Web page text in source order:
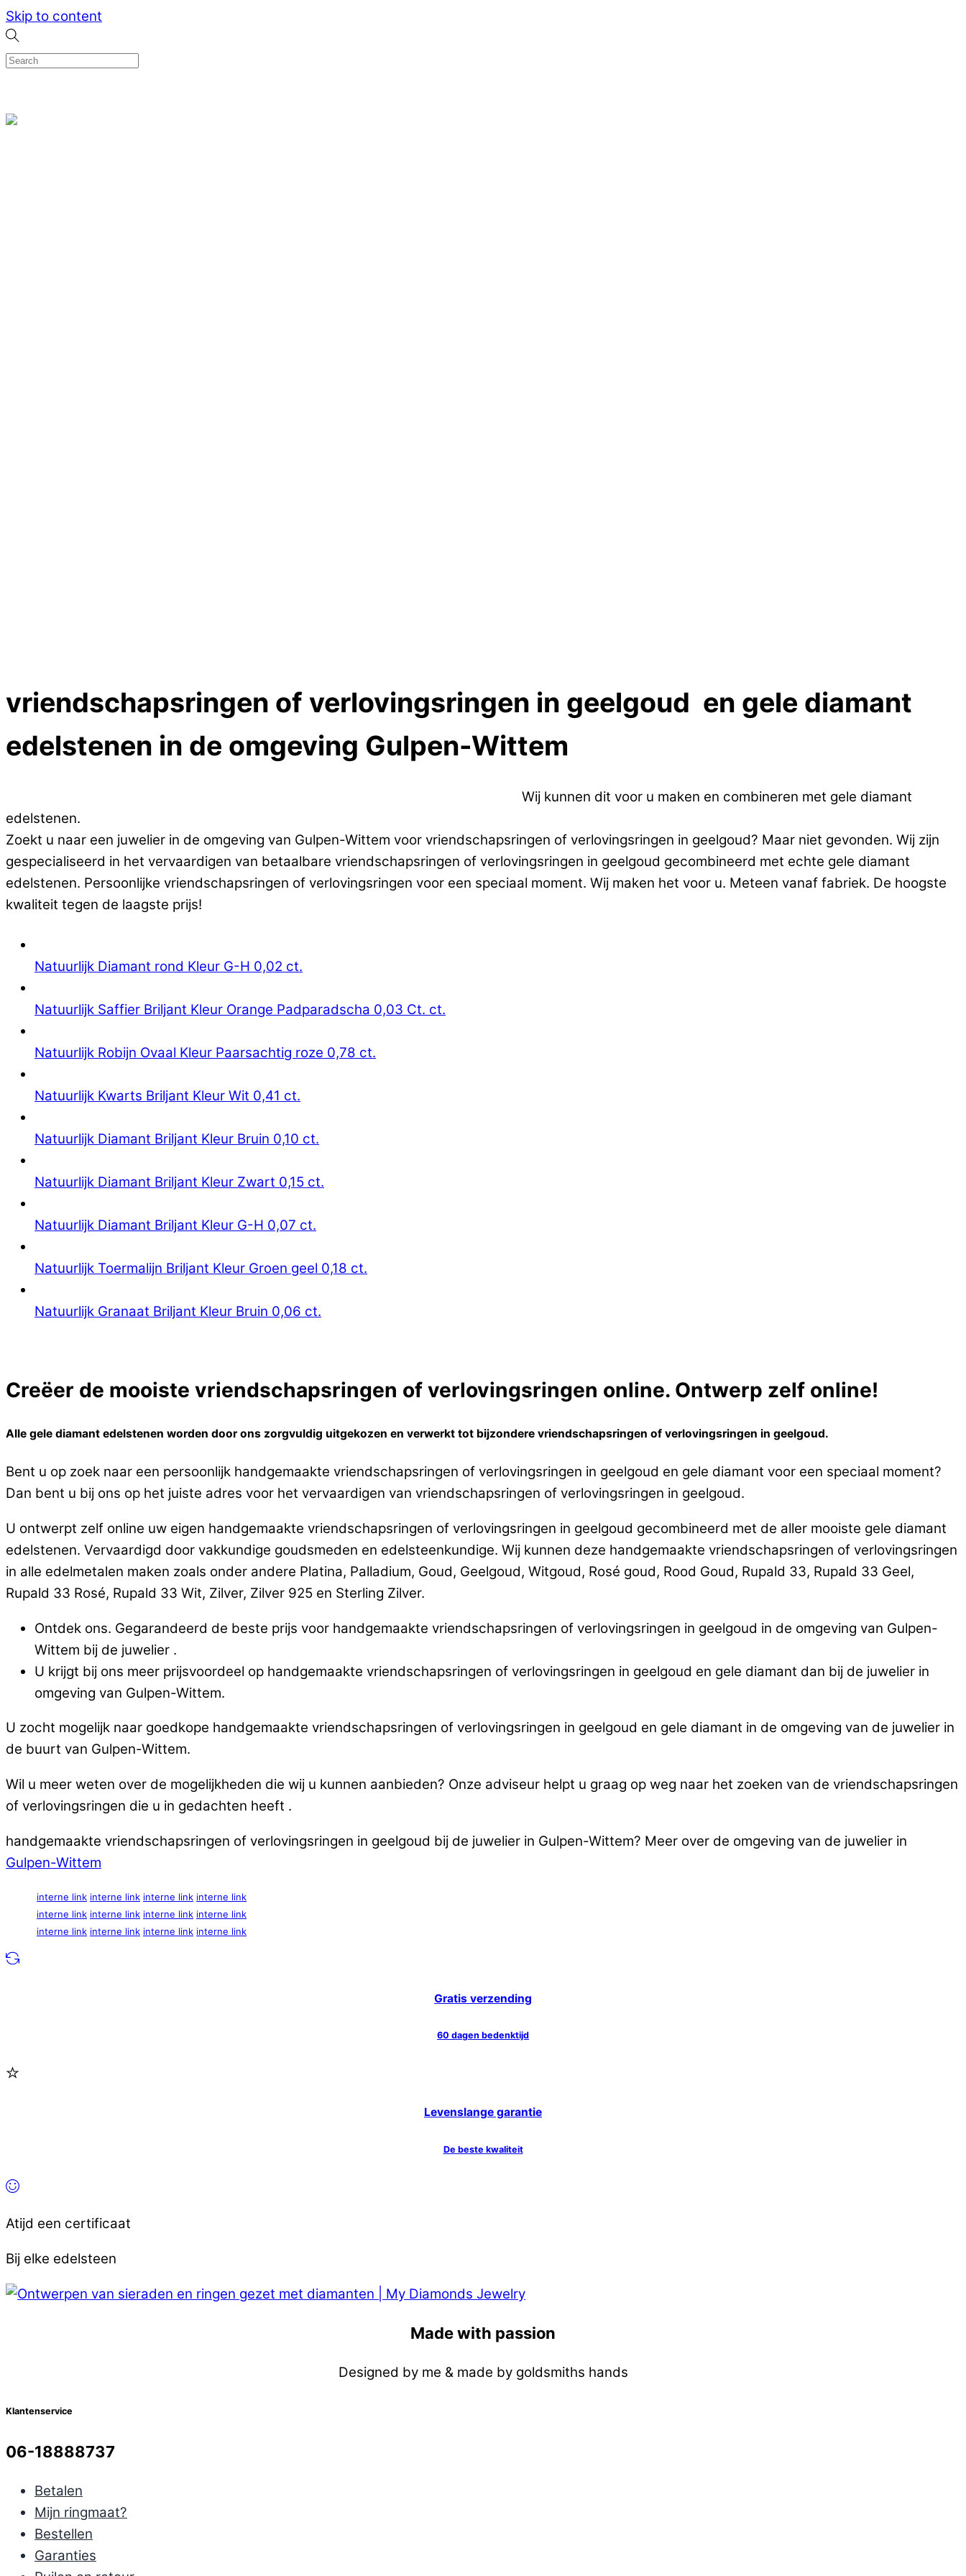
Skip to content
vriendschapsringen of verlovingsringen in geelgoud en gele diamant
edelstenen in de omgeving Gulpen-Wittem
Wij kunnen dit voor u maken en combineren met gele diamant
edelstenen.
Zoekt u naar een juwelier in de omgeving van Gulpen-Wittem voor vriendschapsringen of verlovingsringen in geelgoud? Maar niet gevonden. Wij zijn
gespecialiseerd in het vervaardigen van betaalbare vriendschapsringen of verlovingsringen in geelgoud gecombineerd met echte gele diamant
edelstenen. Persoonlijke vriendschapsringen of verlovingsringen voor een speciaal moment. Wij maken het voor u. Meteen vanaf fabriek. De hoogste
kwaliteit tegen de laagste prijs!
Natuurlijk Diamant rond Kleur G-H 0,02 ct.
Natuurlijk Saffier Briljant Kleur Orange Padparadscha 0,03 Ct. ct.
Natuurlijk Robijn Ovaal Kleur Paarsachtig roze 0,78 ct.
Natuurlijk Kwarts Briljant Kleur Wit 0,41 ct.
Natuurlijk Diamant Briljant Kleur Bruin 0,10 ct.
Natuurlijk Diamant Briljant Kleur Zwart 0,15 ct.
Natuurlijk Diamant Briljant Kleur G-H 0,07 ct.
Natuurlijk Toermalijn Briljant Kleur Groen geel 0,18 ct.
Natuurlijk Granaat Briljant Kleur Bruin 0,06 ct.
Creëer de mooiste vriendschapsringen of verlovingsringen online. Ontwerp zelf online!
Alle gele diamant edelstenen worden door ons zorgvuldig uitgekozen en verwerkt tot bijzondere vriendschapsringen of verlovingsringen in geelgoud.
Bent u op zoek naar een persoonlijk handgemaakte vriendschapsringen of verlovingsringen in geelgoud en gele diamant voor een speciaal moment?
Dan bent u bij ons op het juiste adres voor het vervaardigen van vriendschapsringen of verlovingsringen in geelgoud.
U ontwerpt zelf online uw eigen handgemaakte vriendschapsringen of verlovingsringen in geelgoud gecombineerd met de aller mooiste gele diamant
edelstenen. Vervaardigd door vakkundige goudsmeden en edelsteenkundige. Wij kunnen deze handgemaakte vriendschapsringen of verlovingsringen
in alle edelmetalen maken zoals onder andere Platina, Palladium, Goud, Geelgoud, Witgoud, Rosé goud, Rood Goud, Rupald 33, Rupald 33 Geel,
Rupald 33 Rosé, Rupald 33 Wit, Zilver, Zilver 925 en Sterling Zilver.
Ontdek ons. Gegarandeerd de beste prijs voor handgemaakte vriendschapsringen of verlovingsringen in geelgoud in de omgeving van Gulpen-
Wittem bij de juwelier .
U krijgt bij ons meer prijsvoordeel op handgemaakte vriendschapsringen of verlovingsringen in geelgoud en gele diamant dan bij de juwelier in
omgeving van Gulpen-Wittem.
U zocht mogelijk naar goedkope handgemaakte vriendschapsringen of verlovingsringen in geelgoud en gele diamant in de omgeving van de juwelier in
de buurt van Gulpen-Wittem.
Wil u meer weten over de mogelijkheden die wij u kunnen aanbieden? Onze adviseur helpt u graag op weg naar het zoeken van de vriendschapsringen
of verlovingsringen die u in gedachten heeft .
handgemaakte vriendschapsringen of verlovingsringen in geelgoud bij de juwelier in Gulpen-Wittem? Meer over de omgeving van de juwelier in
Gulpen-Wittem
interne link interne link interne link interne link
interne link interne link interne link interne link
interne link interne link interne link interne link
Gratis verzending
60 dagen bedenktijd
Levenslange garantie
De beste kwaliteit
Atijd een certificaat
Bij elke edelsteen
Made with passion
Designed by me & made by goldsmiths hands
Klantenservice
06-18888737
Betalen
Mijn ringmaat?
Bestellen
Garanties